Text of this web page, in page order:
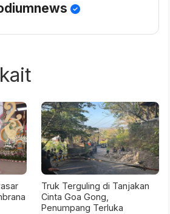
Truk Terguling di Tanjakan
Cinta Goa Gong,
Penumpang Terluka